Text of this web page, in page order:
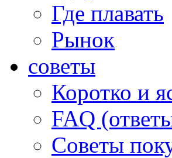
Где плавать
Рынок
советы
Коротко и
FAQ
Советы